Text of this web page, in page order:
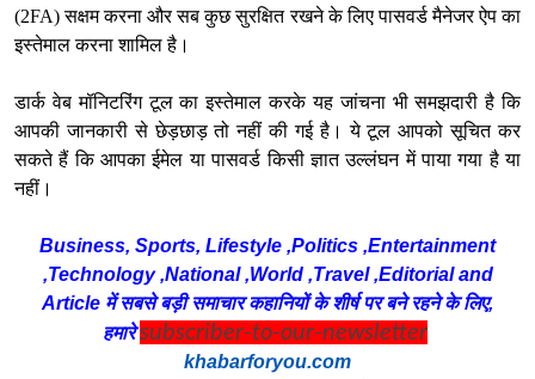
(2FA)सक्षम करना और सब कुछ सुरक्षित रखने के लिए पासवर्ड मैनेजर ऐप का
इस्तेमाल करना शामिल है।
डार्क वेब मॉनिटरिंग टूल का इस्तेमाल करके यह जांचना भी समझदारी है कि
आपकी जानकारी से छेड़छाड़ तो नहीं की गई है। ये टूल आपको सूचित कर
सकते हैं कि आपका ईमेल या पासवर्ड किसी ज्ञात उल्लंघन में पाया गया है या
नहीं।
Business, Sports, Lifestyle ,Politics ,Entertainment
,Technology ,National ,World ,Travel ,Editorial and
Article में सबसे बड़ी समाचार कहानियों के शीर्ष पर बने रहने के लिए,
हमारेsubscriber-to-our-newsletter
khabarforyou.com